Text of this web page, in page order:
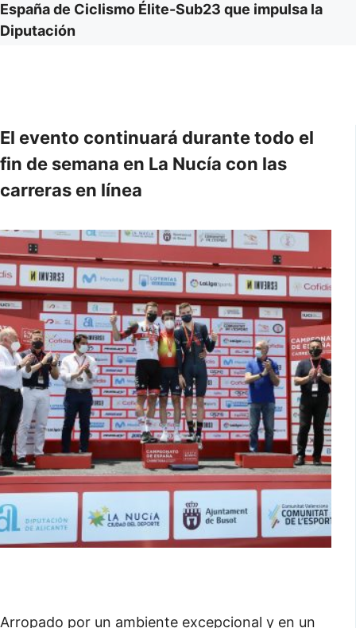
España de Ciclismo Élite-Sub23 que impulsa la
Diputación
El evento continuará durante todo el
fin de semana en La Nucía con las
carreras en línea
Arropado por un ambiente excepcional y en un